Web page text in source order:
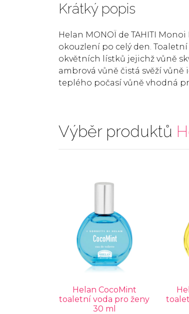
Krátký popis
Helan MONOÏ de TAHITI
okouzlení po celý den.
okvětních lístků jejichž vůně
ambrová vůně čistá svěží
teplého počasí vůně vhodná
Výběr produktů
Helan CocoMint
toaletní voda pro ženy
30 ml